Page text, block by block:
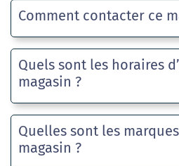
Comment contacter ce
Quels sont les horaires
magasin ?
Quelles sont les
magasin ?